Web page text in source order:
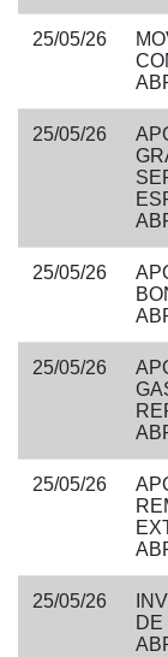
25/05/26
25/05/26
25/05/26
25/05/26
25/05/26
25/05/26